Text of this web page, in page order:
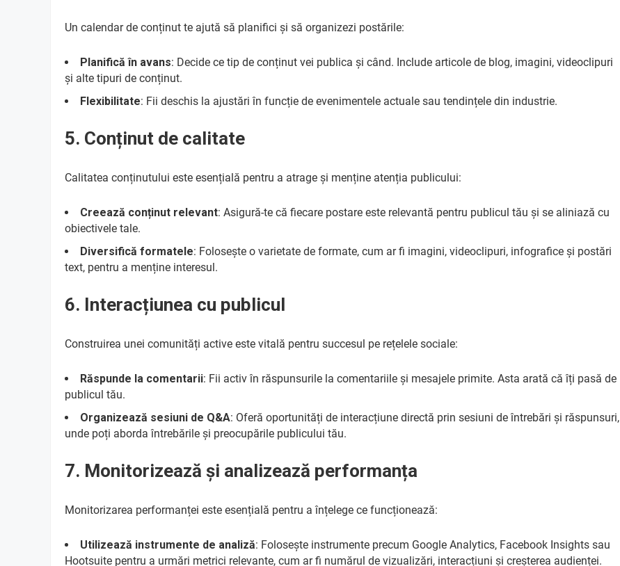
Un calendar de conținut te ajută să planifici și să organizezi postările:
Planifică în avans: Decide ce tip de conținut vei publica și când. Include articole de blog, imagini, videoclipuri
și alte tipuri de conținut.
Flexibilitate: Fii deschis la ajustări în funcție de evenimentele actuale sau tendințele din industrie.
5. Conținut de calitate
Calitatea conținutului este esențială pentru a atrage și menține atenția publicului:
Creează conținut relevant: Asigură-te că fiecare postare este relevantă pentru publicul tău și se aliniază cu
obiectivele tale.
Diversifică formatele: Folosește o varietate de formate, cum ar fi imagini, videoclipuri, infografice și postări
text, pentru a menține interesul.
6. Interacțiunea cu publicul
Construirea unei comunități active este vitală pentru succesul pe rețelele sociale:
Răspunde la comentarii: Fii activ în răspunsurile la comentariile și mesajele primite. Asta arată că îți pasă de
publicul tău.
Organizează sesiuni de Q&A: Oferă oportunități de interacțiune directă prin sesiuni de întrebări și răspunsuri,
unde poți aborda întrebările și preocupările publicului tău.
7. Monitorizează și analizează performanța
Monitorizarea performanței este esențială pentru a înțelege ce funcționează:
Utilizează instrumente de analiză: Folosește instrumente precum Google Analytics, Facebook Insights sau
Hootsuite pentru a urmări metrici relevante, cum ar fi numărul de vizualizări, interacțiuni și creșterea audienței.